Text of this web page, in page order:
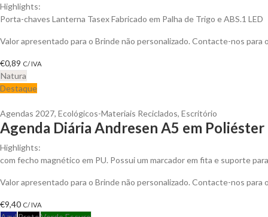
Highlights:
Porta-chaves Lanterna Tasex Fabricado em Palha de Trigo e ABS.1 LED
Valor apresentado para o Brinde não personalizado. Contacte-nos
€0,89 C/ IVA
Natura
Destaque
Agendas 2027, Ecológicos-Materiais Reciclados, Escritório
Agenda Diária Andresen A5 em
Highlights:
com fecho magnético em PU. Possui um marcador em fita e suporte
Valor apresentado para o Brinde não personalizado. Contacte-nos
€9,40 C/ IVA